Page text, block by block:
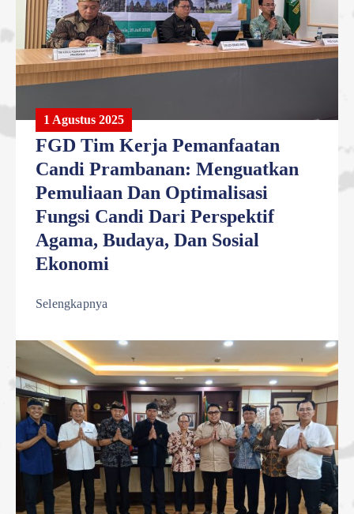
1 Agustus 2025
FGD Tim Kerja Pemanfaatan
Candi Prambanan: Menguatkan
Pemuliaan Dan Optimalisasi
Fungsi Candi Dari Perspektif
Agama, Budaya, Dan Sosial
Ekonomi
Selengkapnya